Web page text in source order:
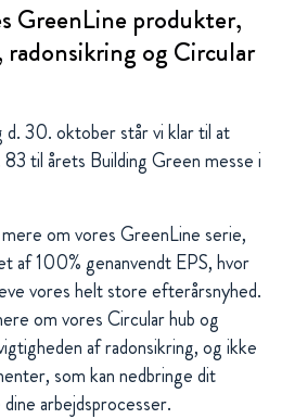
GreenLine produkter,
og Circular
30. oktober står vi klar til at
til årets Building Green messe i
om vores GreenLine serie,
af 100% genanvendt EPS, hvor
vores helt store efterårsnyhed.
om vores Circular hub og
af radonsikring, og ikke
som kan nedbringe dit
arbejdsprocesser.